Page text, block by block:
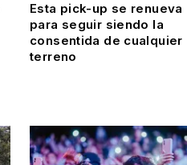
Esta pick-up se renueva
para seguir siendo la
consentida de cualquier
terreno